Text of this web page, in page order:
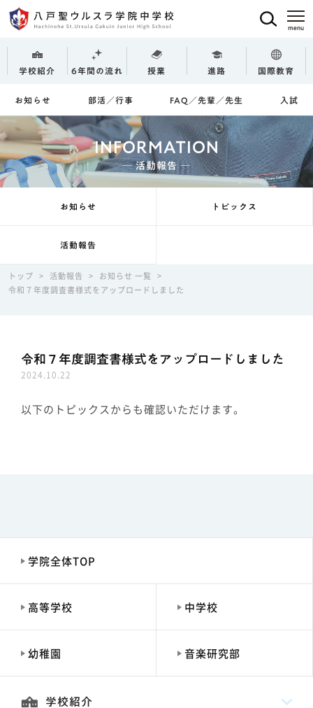
学校紹介 6年間の流れ 授業 進路 国際教育
お知らせ 部活／行事 FAQ／先輩／先生 入試
INFORMATION
─ 活動報告 ─
お知らせ トピックス
活動報告
トップ > 活動報告 > お知らせ 一覧 >
令和７年度調査書様式をアップロードしました
令和７年度調査書様式をアップロードしました
2024.10.22
以下のトピックスからも確認いただけます。
学院全体TOP
高等学校 中学校
幼稚園 音楽研究部
学校紹介